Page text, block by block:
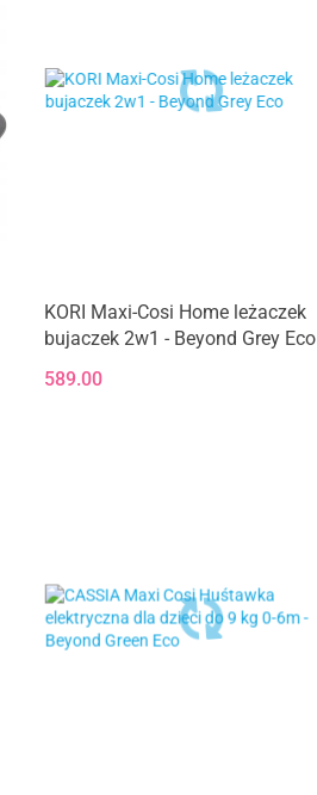
KORI Maxi-Cosi Home leżaczek
bujaczek 2w1 - Beyond Grey Eco
589.00